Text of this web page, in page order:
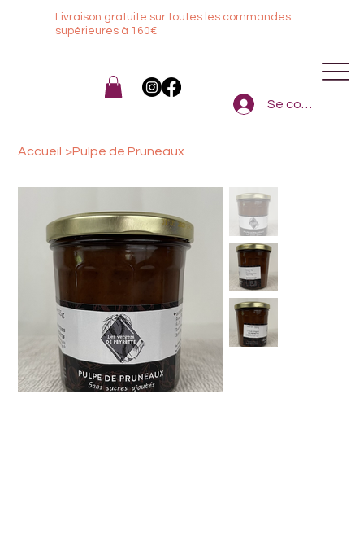
Livraison gratuite sur toutes les commandes
supérieures à 160€
Se connecter
Accueil >Pulpe de Pruneaux